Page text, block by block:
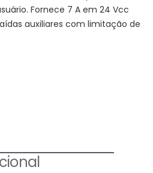
Fornece 7 A em 24 Vcc
auxiliares com limitação de